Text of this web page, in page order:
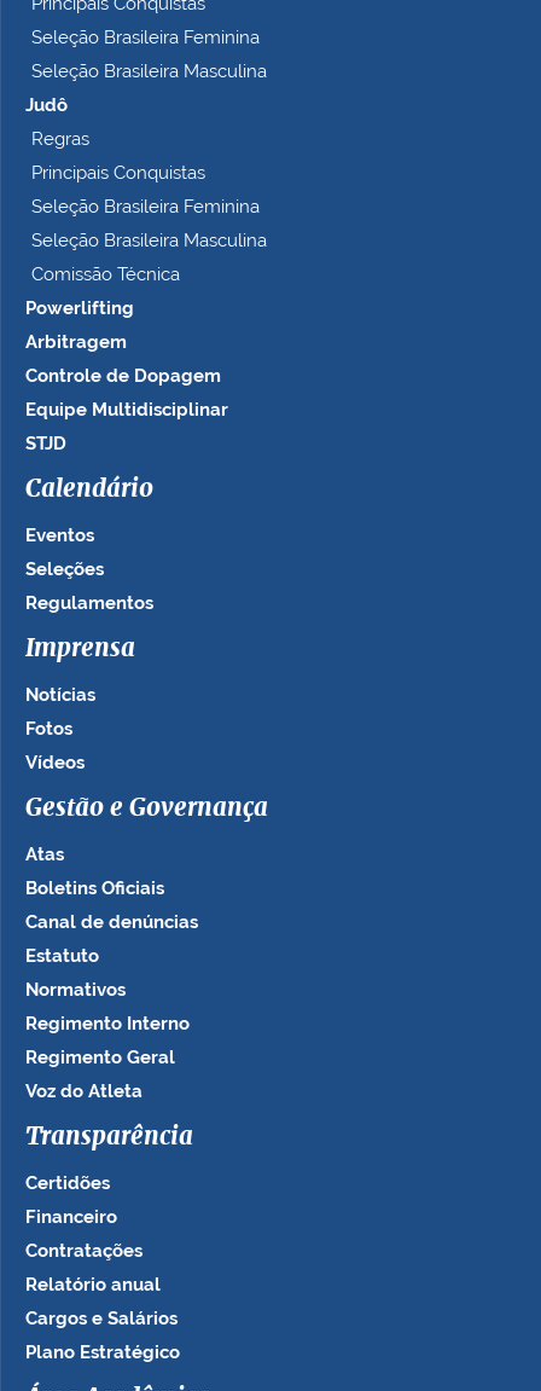
Seleção Brasileira Feminina
Seleção Brasileira Masculina
Judô
Regras
Principais Conquistas
Seleção Brasileira Feminina
Seleção Brasileira Masculina
Comissão Técnica
Powerlifting
Arbitragem
Controle de Dopagem
Equipe Multidisciplinar
STJD
Calendário
Eventos
Seleções
Regulamentos
Imprensa
Notícias
Fotos
Vídeos
Gestão e Governança
Atas
Boletins Oficiais
Canal de denúncias
Estatuto
Normativos
Regimento Interno
Regimento Geral
Voz do Atleta
Transparência
Certidões
Financeiro
Contratações
Relatório anual
Cargos e Salários
Plano Estratégico